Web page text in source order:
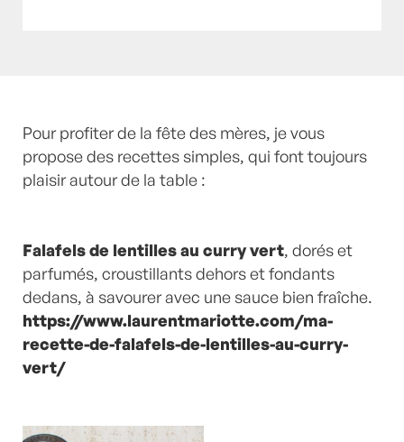
Posté à 15:35hin- Actualités -,Mes conseils,
mes coups de coeur, mes astuces byLaurent
Mariotte
0 Commentaires
Pour profiter de la fête des mères, je vous
propose des recettes simples, qui font toujours
plaisir autour de la table :
Falafels de lentilles au curry vert, dorés et
parfumés, croustillants dehors et fondants
dedans, à savourer avec une sauce bien fraîche.
https://www.laurentmariotte.com/ma-
recette-de-falafels-de-lentilles-au-curry-
vert/